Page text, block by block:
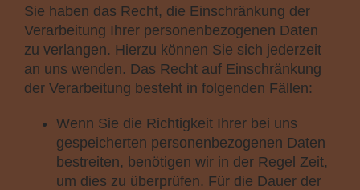
Sie haben das Recht, die Einschränkung der
Verarbeitung Ihrer personenbezogenen Daten
zu verlangen. Hierzu können Sie sich jederzeit
an uns wenden. Das Recht auf Einschränkung
der Verarbeitung besteht in folgenden Fällen:
Wenn Sie die Richtigkeit Ihrer bei uns
gespeicherten personenbezogenen Daten
bestreiten, benötigen wir in der Regel Zeit,
um dies zu überprüfen. Für die Dauer der